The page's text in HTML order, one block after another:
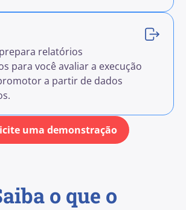
relatórios
para você avaliar a execução
a partir de dados
uma demonstração
o que o